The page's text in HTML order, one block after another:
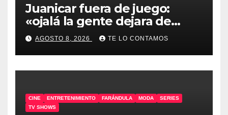
Juanicar fuera de juego:
«ojalá la gente dejara de
odiar tanto»
AGOSTO 8, 2026 TE LO CONTAMOS
CINE ENTRETENIMIENTO FARÁNDULA MODA
SERIES
TV SHOWS